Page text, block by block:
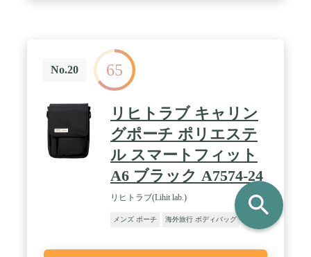
No.20 65
リヒトラブ キャリン
グポーチ ポリエステ
ル スマートフィット
A6 ブラック A7574-24
リヒトラブ(Lihit lab.)
メンズ ポーチ 海外旅行 ボディバッグ
search